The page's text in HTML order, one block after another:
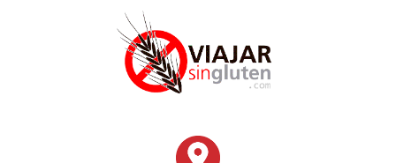
authorized to show the cookie declaration for domain group
ID 546ddaab-b478-4440-aa8a-3b0205284212. Please add it to
the domain group in the Cookiebot Manager to authorize